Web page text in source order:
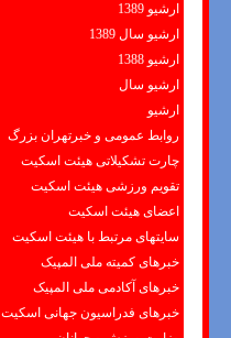
ارشیو 1389
ارشیو سال 1389
ارشیو 1388
ارشیو سال
ارشیو
روابط عمومی و خبرتهران بزرگ
چارت تشکیلاتی هیئت اسکیت
تقویم ورزشی هیئت اسکیت
اعضای هیئت اسکیت
سایتهای مرتبط با هیئت اسکیت
خبرهای کمیته ملی المپیک
خبرهای آکادمی ملی المپیک
خبرهای فدراسیون جهانی اسکیت